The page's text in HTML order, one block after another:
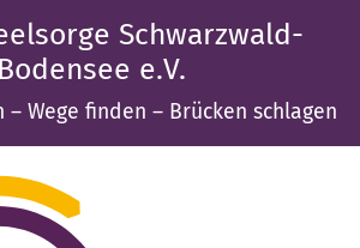
Schwarzwald-
Bodensee e.V.
– Wege finden – Brücken schlagen